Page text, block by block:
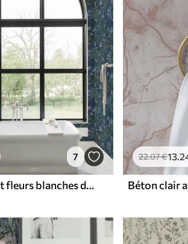
7
Baies bleu nuit et fleurs blanches dans un feuillage dense
22.07€13